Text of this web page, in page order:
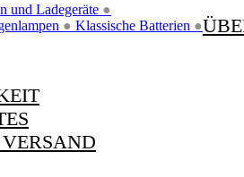
und Ladegeräte ●
● Klassische Batterien ●